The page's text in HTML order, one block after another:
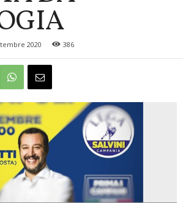
2020 386